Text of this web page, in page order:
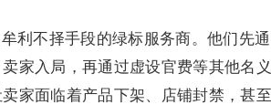
利不择手段的绿标服务商。他们先通
家入局，再通过虚设官费等其他名义
家面临着产品下架、店铺封禁，甚至